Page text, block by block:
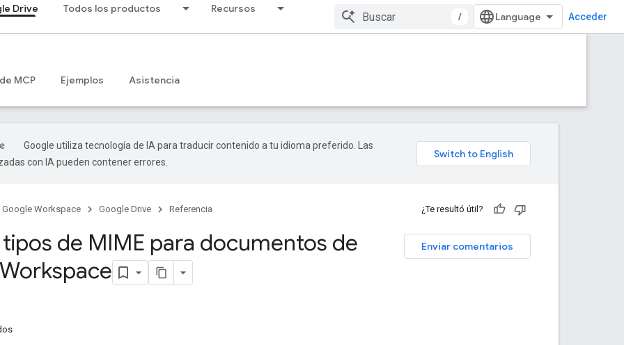
Drive Todos los productos Recursos
/ Acceder
MCP Ejemplos Asistencia
Google utiliza tecnología de IA para traducir contenido a tu idioma preferido. Las
con IA pueden contener errores.
Google Workspace Google Drive Referencia ¿Te resultó útil?
Enviar comentarios
tipos de MIME para documentos de
Workspace